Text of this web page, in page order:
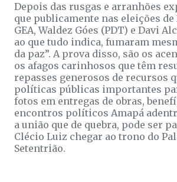
Depois das rusgas e arranhões
que publicamente nas eleições de
GEA, Waldez Góes (PDT) e Davi
ao que tudo indica, fumaram
da paz”. A prova disso, são os
os afagos carinhosos que têm
repasses generosos de recursos
políticas públicas importantes
fotos em entregas de obras,
encontros políticos Amapá
a união que de quebra, pode ser
Clécio Luiz chegar ao trono do
Setentrião.